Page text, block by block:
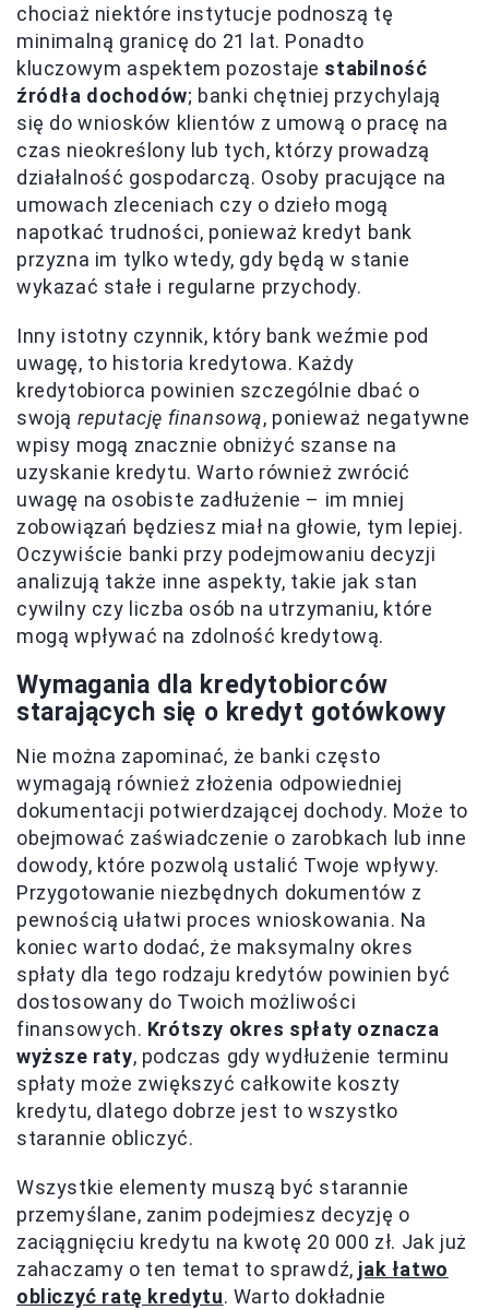
chociaż niektóre instytucje podnoszą tę
minimalną granicę do 21 lat. Ponadto
kluczowym aspektem pozostaje stabilność
źródła dochodów; banki chętniej przychylają
się do wniosków klientów z umową o pracę na
czas nieokreślony lub tych, którzy prowadzą
działalność gospodarczą. Osoby pracujące na
umowach zleceniach czy o dzieło mogą
napotkać trudności, ponieważ kredyt bank
przyzna im tylko wtedy, gdy będą w stanie
wykazać stałe i regularne przychody.
Inny istotny czynnik, który bank weźmie pod
uwagę, to historia kredytowa. Każdy
kredytobiorca powinien szczególnie dbać o
swoją reputację finansową, ponieważ negatywne
wpisy mogą znacznie obniżyć szanse na
uzyskanie kredytu. Warto również zwrócić
uwagę na osobiste zadłużenie – im mniej
zobowiązań będziesz miał na głowie, tym lepiej.
Oczywiście banki przy podejmowaniu decyzji
analizują także inne aspekty, takie jak stan
cywilny czy liczba osób na utrzymaniu, które
mogą wpływać na zdolność kredytową.
Wymagania dla kredytobiorców
starających się o kredyt gotówkowy
Nie można zapominać, że banki często
wymagają również złożenia odpowiedniej
dokumentacji potwierdzającej dochody. Może to
obejmować zaświadczenie o zarobkach lub inne
dowody, które pozwolą ustalić Twoje wpływy.
Przygotowanie niezbędnych dokumentów z
pewnością ułatwi proces wnioskowania. Na
koniec warto dodać, że maksymalny okres
spłaty dla tego rodzaju kredytów powinien być
dostosowany do Twoich możliwości
finansowych. Krótszy okres spłaty oznacza
wyższe raty, podczas gdy wydłużenie terminu
spłaty może zwiększyć całkowite koszty
kredytu, dlatego dobrze jest to wszystko
starannie obliczyć.
Wszystkie elementy muszą być starannie
przemyślane, zanim podejmiesz decyzję o
zaciągnięciu kredytu na kwotę 20 000 zł. Jak już
zahaczamy o ten temat to sprawdź, jak łatwo
obliczyć ratę kredytu. Warto dokładnie